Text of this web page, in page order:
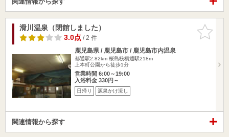
お気に入
りに追加
滑川温泉（閉館しました）
3.0点/ 2 件
鹿児島県 / 鹿児島市 / 鹿児島市内温泉
都通駅2.82km 桜島桟橋通駅218m
上本町公園から徒歩1分
営業時間 6:00～19:00
入浴料金 330円～
日帰り 源泉かけ流し
関連情報から探す